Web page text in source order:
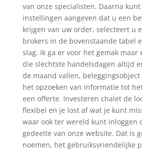
van onze specialisten. Daarna
instellingen aangeven dat u een
krijgen van uw order, selecteert u
brokers in de bovenstaande tabel
slag. Ik ga er voor het gemak maar
die slechtste handelsdagen altijd
de maand vallen,
het opzoeken van informatie tot
een offerte. Investeren chalet de
flexibel en je lost af wat je kunt
waar ook ter wereld kunt inloggen
gedeelte van onze website. Dat is
noemen, het gebruiksvriendelijke